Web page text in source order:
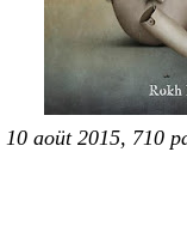
aoüt 2015, 710